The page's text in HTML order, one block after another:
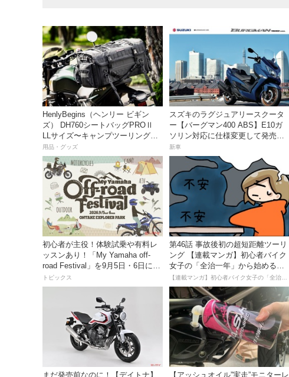
HenlyBegins（ヘンリー ビギン
ズ） DH760シートバッグPROⅡ
LLサイズ〜キャンプツーリングに
も安心の大容量ツアーバッグ〜
用品・グッズ
スズキのラグジュアリースクータ
ー【バーグマン400 ABS】E10ガ
ソリン対応に仕様変更して発売。
価格は据え置きの98万100円！
新車
初心者が主役！体験試乗や有料レ
ッスンあり！「My Yamaha off-
road Festival」を9月5日・6日にオ
ンタケエクスプローラーパークで
実施！
トピックス
第46話 事故後初の超短距離ツーリ
ング 【連載マンガ】初心者バイク
女子の「全治一年」から始める起
死回生日記
まだ発売前なのに！【デイトナ】
【アッシュオイル”実走”モニターレ